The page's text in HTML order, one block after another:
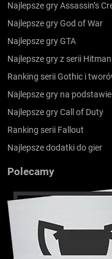
Najlepsze gry Assassin’s
Najlepsze gry God of War
Najlepsze gry GTA
Najlepsze gry z serii Hitman
Ranking serii Gothic i
Najlepsze gry na
Najlepsze gry Call of Duty
Ranking serii Fallout
Najlepsze dodatki do gier
Polecamy